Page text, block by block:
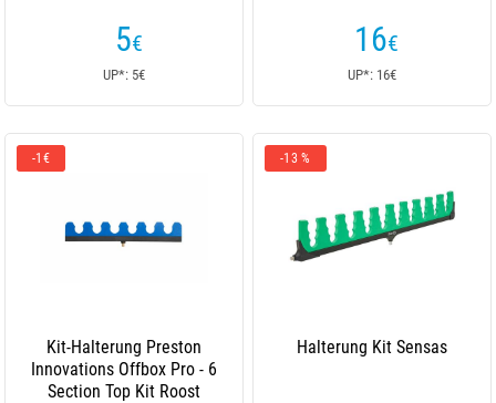
5€
UP*: 5€
16€
UP*: 16€
-1€
Kit-Halterung Preston
Innovations Offbox Pro - 6
Section Top Kit Roost
-13 %
Halterung Kit Sensas